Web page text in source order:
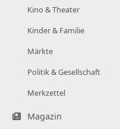
Kino & Theater
Kinder & Familie
Märkte
Politik & Gesellschaft
Merkzettel
Magazin